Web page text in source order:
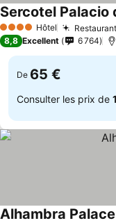
4 Étoiles Hôtel
Sercotel Palacio
8,8 Excellent 6 764
De 65 €
Consulter les prix de
Alhambra